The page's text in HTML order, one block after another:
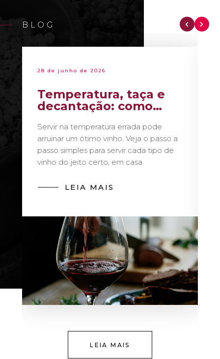
BLOG
28 de junho de 2026
Temperatura, taça e
decantação: como
sommelier
Servir na temperatura errada pode
arruinar um ótimo vinho. Veja o passo a
passo simples para servir cada tipo de
vinho do jeito certo, em casa.
LEIA MAIS
LEIA MAIS